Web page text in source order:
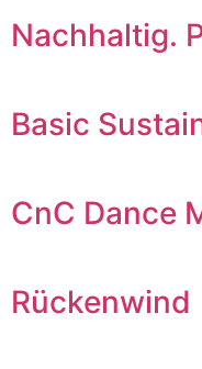
Nachhaltig.
Basic
CnC Dance
Rückenwind